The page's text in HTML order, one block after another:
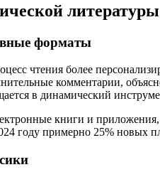
форматы
чтения более
комментарии,
в динамический
книги и
году примерно 25%